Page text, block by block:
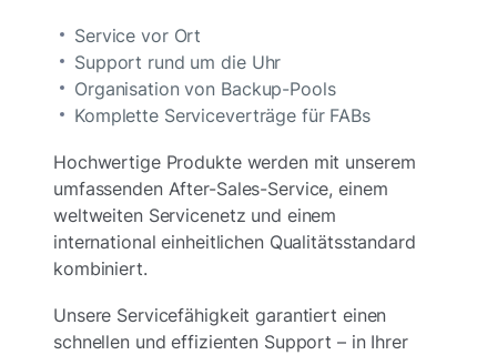
Service vor Ort
Support rund um die Uhr
Organisation von Backup-Pools
Komplette Serviceverträge für FABs
Hochwertige Produkte werden mit unserem
umfassenden After-Sales-Service, einem
weltweiten Servicenetz und einem
international einheitlichen Qualitätsstandard
kombiniert.
Unsere Servicefähigkeit garantiert einen
schnellen und effizienten Support – in Ihrer